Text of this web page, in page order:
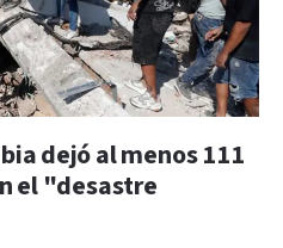
dejó al menos 111
el "desastre